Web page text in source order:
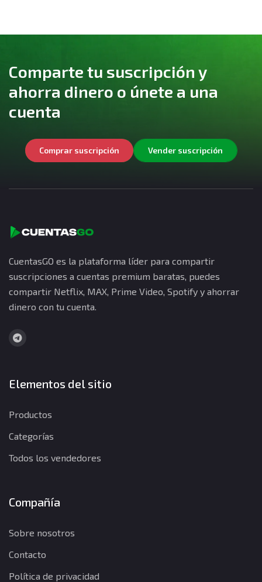
Comparte tu suscripción y
ahorra dinero o únete a una
cuenta
Comprar suscripción Vender suscripción
CuentasGO es la plataforma líder para compartir
suscripciones a cuentas premium baratas, puedes
compartir Netflix, MAX, Prime Video, Spotify y ahorrar
dinero con tu cuenta.
Elementos del sitio
Productos
Categorías
Todos los vendedores
Compañía
Sobre nosotros
Contacto
Política de privacidad